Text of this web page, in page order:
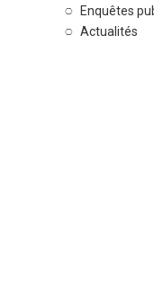
Enquêtes
Actualités